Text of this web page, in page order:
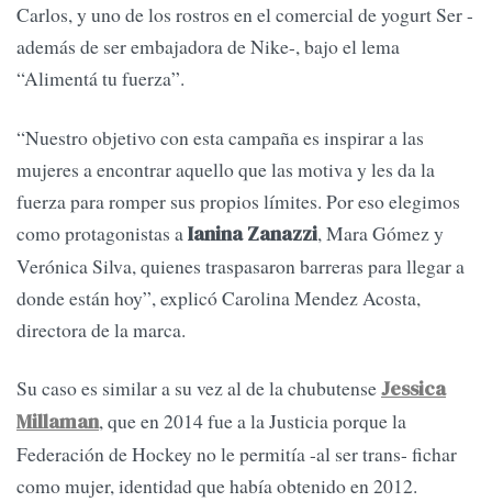
Carlos, y uno de los rostros en el comercial de yogurt Ser -
además de ser embajadora de Nike-, bajo el lema
“Alimentá tu fuerza”.
“Nuestro objetivo con esta campaña es inspirar a las
mujeres a encontrar aquello que las motiva y les da la
fuerza para romper sus propios límites. Por eso elegimos
como protagonistas a Ianina Zanazzi, Mara Gómez y
Verónica Silva, quienes traspasaron barreras para llegar a
donde están hoy”, explicó Carolina Mendez Acosta,
directora de la marca.
Su caso es similar a su vez al de la chubutenseJessica
Millaman, que en 2014 fue a la Justicia porque la
Federación de Hockey no le permitía -al ser trans- fichar
como mujer, identidad que había obtenido en 2012.